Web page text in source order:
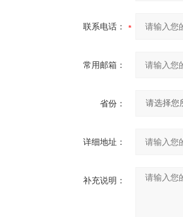
联系电话：
常用邮箱：
省份：
详细地址：
补充说明：